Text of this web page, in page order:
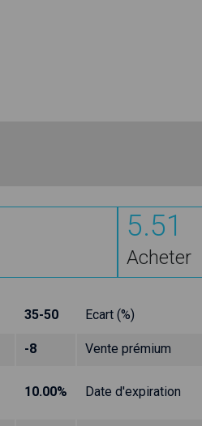
5.51
Acheter
35-50 Ecart (%)
-8 Vente prémium
10.00% Date d'expiration